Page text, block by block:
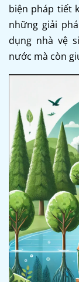
biện pháp tiết
những giải
dụng nhà vệ
nước mà còn